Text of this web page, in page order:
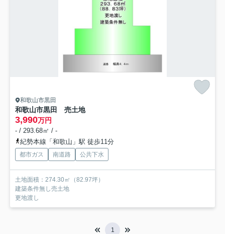
和歌山市黒田
和歌山市黒田 売土地
3,990万円
- / 293.68㎡ / -
紀勢本線「和歌山」駅 徒歩11分
都市ガス 南道路 公共下水
土地面積：274.30㎡（82.97坪）
建築条件無し売土地
更地渡し
1